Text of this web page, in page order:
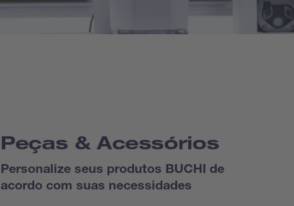
Peças & Acessórios
Personalize seus produtos BUCHI de
acordo com suas necessidades